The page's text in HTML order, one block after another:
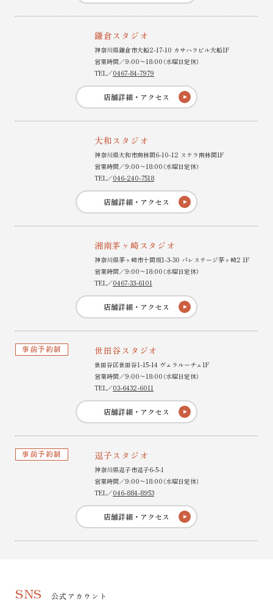
鎌倉スタジオ
神奈川県鎌倉市大船2-17-10 カサハラビル大船1F
営業時間／9:00〜18:00（水曜日定休）
TEL／0467-84-7979
店舗詳細・アクセス
大和スタジオ
神奈川県大和市南林間6-10-12 ステラ南林間1F
営業時間／9:00〜18:00（水曜日定休）
TEL／046-240-7518
店舗詳細・アクセス
湘南茅ヶ崎スタジオ
神奈川県茅ヶ崎市十間坂1-3-30 パレステージ茅ヶ崎2 1F
営業時間／9:00〜18:00（水曜日定休）
TEL／0467-33-6101
店舗詳細・アクセス
事前予約制 世田谷スタジオ
世田谷区世田谷1-15-14 ヴェラルーチェ1F
営業時間／9:00〜18:00（水曜日定休）
TEL／03-6432-6011
店舗詳細・アクセス
事前予約制 逗子スタジオ
神奈川県逗子市逗子6-5-1
営業時間／9:00〜18:00（水曜日定休）
TEL／046-884-8953
店舗詳細・アクセス
SNS 公式アカウント